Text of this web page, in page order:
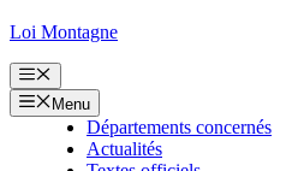
Loi Montagne
Menu
Menu
Départements concernés
Actualités